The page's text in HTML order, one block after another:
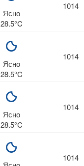
Ясно
28.5°C
1014
Ясно
28.5°C
1014
Ясно
28.5°C
1014
1014